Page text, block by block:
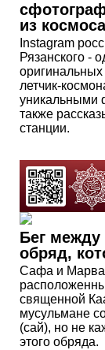
из
Instagram
Рязанского -
летчик-
уникальными
также
станции.
Бег
обряд,
Сафа и Марва
священной
мусульмане
(сай), но не
этого обряда.